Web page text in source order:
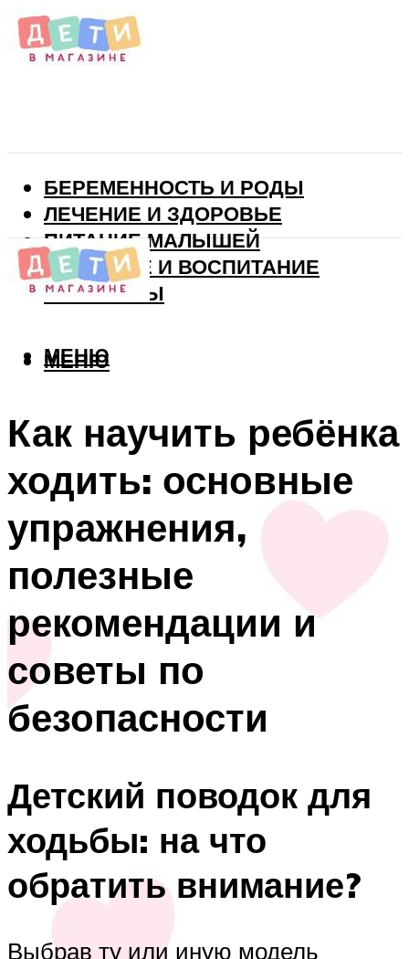
БЕРЕМЕННОСТЬ И РОДЫ
ЛЕЧЕНИЕ И ЗДОРОВЬЕ
ПИТАНИЕ МАЛЫШЕЙ
РАЗВИТИЕ И ВОСПИТАНИЕ
ВИТАМИНЫ
МЕНЮ
МЕНЮ
Как научить ребёнка
ходить: основные
упражнения,
полезные
рекомендации и
советы по
безопасности
Детский поводок для
ходьбы: на что
обратить внимание?
Выбрав ту или иную модель